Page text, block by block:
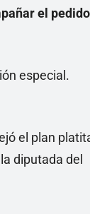
el pedido
el plan
diputada del